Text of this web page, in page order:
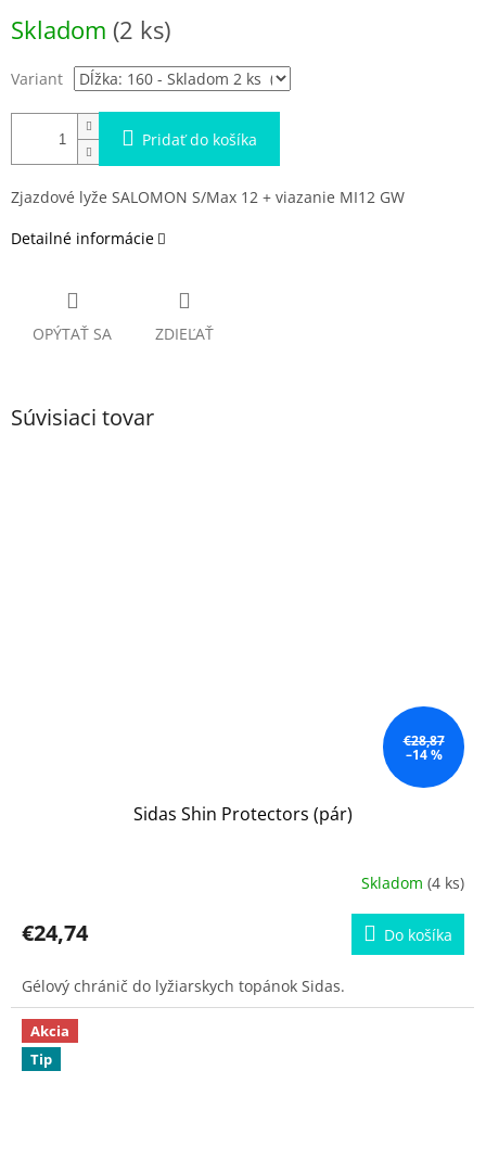
cena:
Skladom (2 ks)
Variant
Pridať do košíka
Zjazdové lyže SALOMON S/Max 12 + viazanie MI12 GW
Detailné informácie
OPÝTAŤ SA ZDIEĽAŤ
Súvisiaci tovar
€28,87
–14 %
Sidas Shin Protectors (pár)
Skladom (4 ks)
€24,74 Do košíka
Gélový chránič do lyžiarskych topánok Sidas.
Akcia
Tip